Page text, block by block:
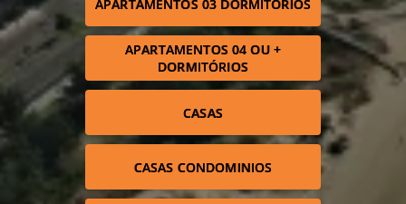
APARTAMENTOS 03 DORMITÓRIOS
APARTAMENTOS 04 OU +
DORMITÓRIOS
CASAS
CASAS CONDOMINIOS